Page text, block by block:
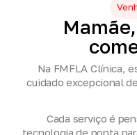
Mamãe,
Na FMFLA Clínica,
cuidado excepcional
Cada serviço é
tecnologia de ponta